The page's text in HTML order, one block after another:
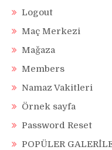
Logout
Maç Merkezi
Mağaza
Members
Namaz Vakitleri
Örnek sayfa
Password Reset
POPÜLER